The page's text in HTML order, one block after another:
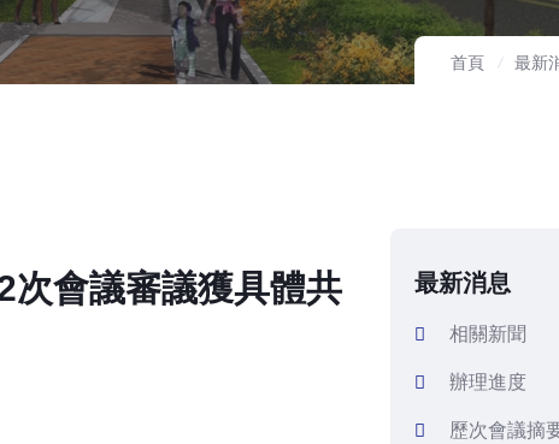
首頁 最新
次會議審議獲具體共
最新消息
相關新聞
辦理進度
歷次會議摘